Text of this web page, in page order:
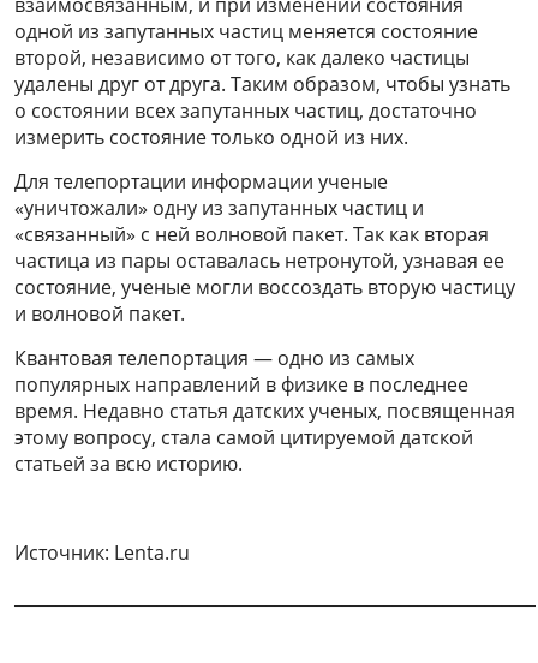
одной из запутанных частиц меняется состояние
второй, независимо от того, как далеко частицы
удалены друг от друга. Таким образом, чтобы узнать
о состоянии всех запутанных частиц, достаточно
измерить состояние только одной из них.
Для телепортации информации ученые
«уничтожали» одну из запутанных частиц и
«связанный» с ней волновой пакет. Так как вторая
частица из пары оставалась нетронутой, узнавая ее
состояние, ученые могли воссоздать вторую частицу
и волновой пакет.
Квантовая телепортация — одно из самых
популярных направлений в физике в последнее
время. Недавно статья датских ученых, посвященная
этому вопросу, стала самой цитируемой датской
статьей за всю историю.
Источник: Lenta.ru